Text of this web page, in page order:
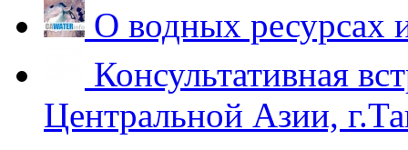
О водных ресурсах
Консультативная
Центральной Азии,